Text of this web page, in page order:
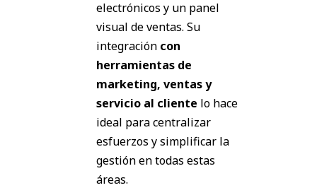
electrónicos y un panel
visual de ventas. Su
integración con
herramientas de
marketing, ventas y
servicio al cliente lo hace
ideal para centralizar
esfuerzos y simplificar la
gestión en todas estas
áreas.